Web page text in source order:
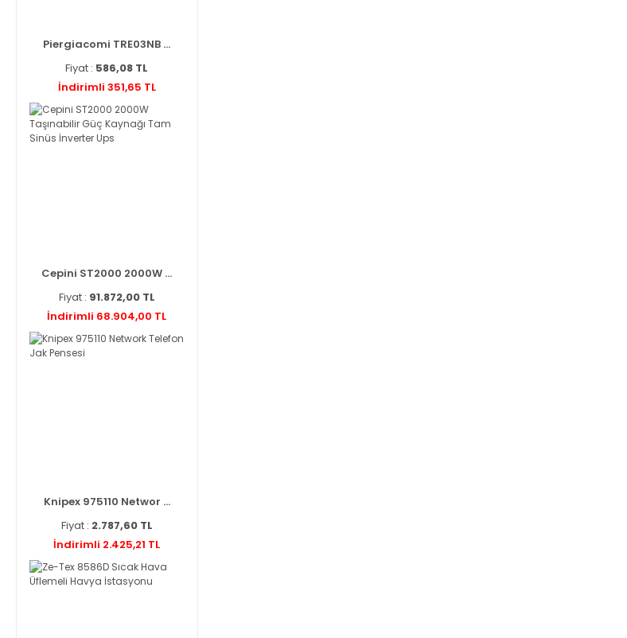
Piergiacomi TRE03NB ...
Fiyat : 586,08 TL
İndirimli 351,65 TL
Cepini ST2000 2000W ...
Fiyat : 91.872,00 TL
İndirimli 68.904,00 TL
Knipex 975110 Networ ...
Fiyat : 2.787,60 TL
İndirimli 2.425,21 TL